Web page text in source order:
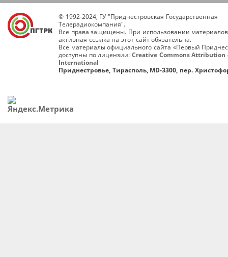
© 1992-2024, ГУ "Приднестровская Государственная
Телерадиокомпания".
Все права защищены. При использовании
активная ссылка на этот сайт обязательна.
Все материалы официального сайта «Первый
доступны по лицензии: Creative Commons Attribution
International
Приднестровье, Тирасполь, MD-3300, пер.